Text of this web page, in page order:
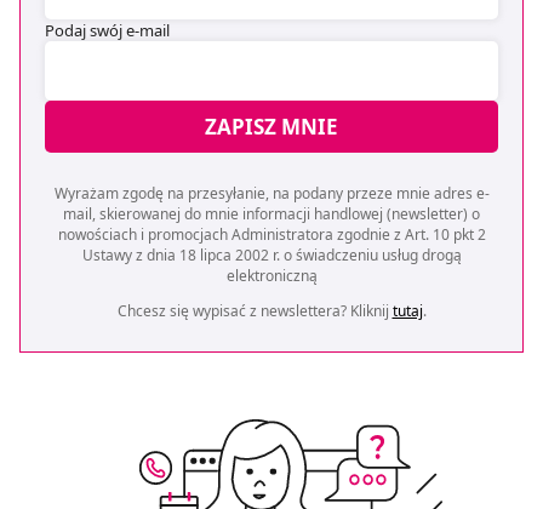
Podaj swój e-mail
ZAPISZ MNIE
Wyrażam zgodę na przesyłanie, na podany przeze mnie adres e-
mail, skierowanej do mnie informacji handlowej (newsletter) o
nowościach i promocjach Administratora zgodnie z Art. 10 pkt 2
Ustawy z dnia 18 lipca 2002 r. o świadczeniu usług drogą
elektroniczną
Chcesz się wypisać z newslettera? Kliknij tutaj.